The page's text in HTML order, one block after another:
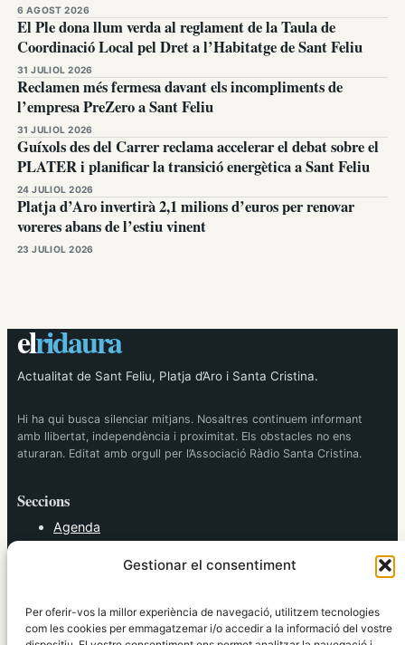
Gestionar el consentiment
Per oferir-vos la millor experiència de navegació, utilitzem tecnologies
com les cookies per emmagatzemar i/o accedir a la informació del vostre
6 AGOST 2026
El Ple dona llum verda al reglament de la Taula de
Coordinació Local pel Dret a l’Habitatge de Sant Feliu
31 JULIOL 2026
Reclamen més fermesa davant els incompliments de
l’empresa PreZero a Sant Feliu
31 JULIOL 2026
Guíxols des del Carrer reclama accelerar el debat sobre el
PLATER i planificar la transició energètica a Sant Feliu
24 JULIOL 2026
Platja d’Aro invertirà 2,1 milions d’euros per renovar
voreres abans de l’estiu vinent
23 JULIOL 2026
elridaura
Actualitat de Sant Feliu, Platja d’Aro i Santa Cristina.
Hi ha qui busca silenciar mitjans. Nosaltres continuem informant
amb llibertat, independència i proximitat. Els obstacles no ens
aturaran. Editat amb orgull per l’Associació Ràdio Santa Cristina.
Seccions
Agenda
Política
Societat